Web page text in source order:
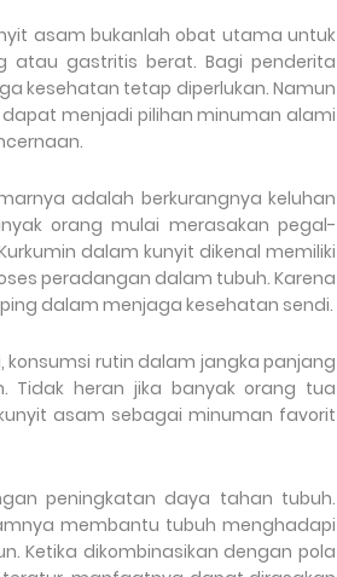
asam bukanlah obat utama untuk
atau gastritis berat. Bagi penderita
kesehatan tetap diperlukan. Namun
menjadi pilihan minuman alami
adalah berkurangnya keluhan
orang mulai merasakan pegal-
dalam kunyit dikenal memiliki
peradangan dalam tubuh. Karena
dalam menjaga kesehatan sendi.
rutin dalam jangka panjang
Tidak heran jika banyak orang tua
asam sebagai minuman favorit
peningkatan daya tahan tubuh.
membantu tubuh menghadapi
Ketika dikombinasikan dengan pola